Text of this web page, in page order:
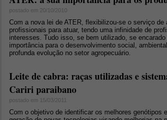
postado em 20/10/2010
Com a nova lei de ATER, flexibilizou-se o serviço
profissionais para atuar, tendo uma infinidade de
interesses. Tudo isso, se bem utilizado, se
importância para o desenvolvimento social,
profunda evolução no setor agropecuário.
Leite de cabra: raças utilizadas e
Cariri paraibano
postado em 15/03/2011
Com o objetivo de identificar os melhores genótipos